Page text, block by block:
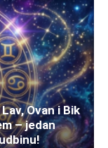
Ovan i Bik
– jedan